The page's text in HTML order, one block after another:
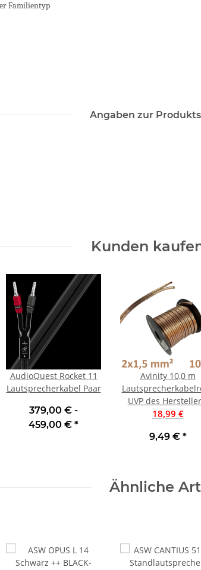
Familientyp
Angaben zur
Kunden
AudioQuest Rocket 11
Lautsprecherkabel Paar
379,00 € -
459,00 € *
Avinity 10,0 m
mit 2x1,5mm²
UVP des
18,99 €
9,49 € *
Ähnliche